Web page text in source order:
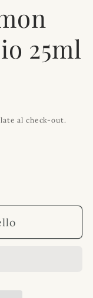
25ml
al check-out.